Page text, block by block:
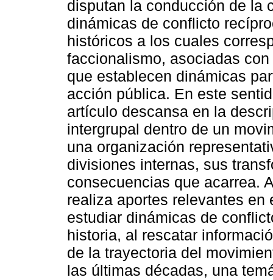
disputan la conducción de la
dinámicas de conflicto
históricos a los cuales
faccionalismo, asociadas
que establecen dinámicas
acción pública. En este
artículo descansa en la
intergrupal dentro de un
una organización
divisiones internas, sus
consecuencias que acarrea.
realiza aportes relevantes
estudiar dinámicas de
historia, al rescatar
de la trayectoria del
las últimas décadas, una